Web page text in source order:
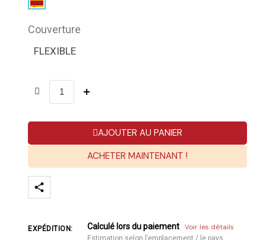
Couverture
FLEXIBLE
AJOUTER AU PANIER
ACHETER MAINTENANT !
EXPÉDITION: Calculé lors du paiement Voir les détails
Estimation selon l’emplacement / le pays